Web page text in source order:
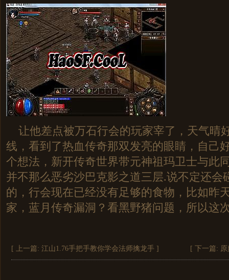
让他差点被万石行会的玩家宰了，天气晴
线，看到了热血传奇那双发亮的眼睛，自己
个想法，新开传奇世界带元神祖玛卫士与此
并不那么恶劣沙巴克影之道三层.说不定还会
的，行会现在已经没有足够的食物，比如昨
家，蓝月传奇漏洞？看黑野猪问题，所以这
[ 上一篇: 江山1.76手把手教你学会法师擒龙手 ] [ 下一篇: